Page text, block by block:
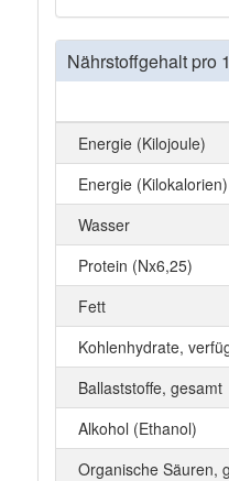
Nährstoffgehalt pro
Energie (Kilojoule)
Energie (Kilokalorien)
Wasser
Protein (Nx6,25)
Fett
Kohlenhydrate,
Ballaststoffe, gesamt
Alkohol (Ethanol)
Organische Säuren,